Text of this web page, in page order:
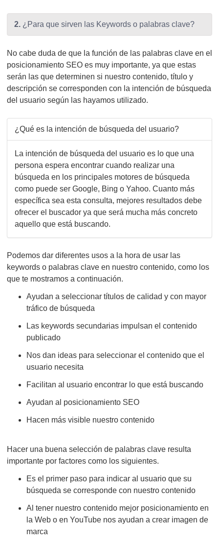
2. ¿Para que sirven las Keywords o palabras clave?
No cabe duda de que la función de las palabras clave en el
posicionamiento SEO es muy importante, ya que estas
serán las que determinen si nuestro contenido, título y
descripción se corresponden con la intención de búsqueda
del usuario según las hayamos utilizado.
¿Qué es la intención de búsqueda del usuario?
La intención de búsqueda del usuario es lo que una
persona espera encontrar cuando realizar una
búsqueda en los principales motores de búsqueda
como puede ser Google, Bing o Yahoo. Cuanto más
específica sea esta consulta, mejores resultados debe
ofrecer el buscador ya que será mucha más concreto
aquello que está buscando.
Podemos dar diferentes usos a la hora de usar las
keywords o palabras clave en nuestro contenido, como los
que te mostramos a continuación.
Ayudan a seleccionar títulos de calidad y con mayor
tráfico de búsqueda
Las keywords secundarias impulsan el contenido
publicado
Nos dan ideas para seleccionar el contenido que el
usuario necesita
Facilitan al usuario encontrar lo que está buscando
Ayudan al posicionamiento SEO
Hacen más visible nuestro contenido
Hacer una buena selección de palabras clave resulta
importante por factores como los siguientes.
Es el primer paso para indicar al usuario que su
búsqueda se corresponde con nuestro contenido
Al tener nuestro contenido mejor posicionamiento en
la Web o en YouTube nos ayudan a crear imagen de
marca